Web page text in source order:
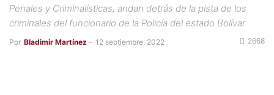
Penales y Criminalísticas, andan detrás de la pista de los
criminales del funcionario de la Policía del estado Bolívar
Por Bladimir Martínez - 12 septiembre, 2022 2668